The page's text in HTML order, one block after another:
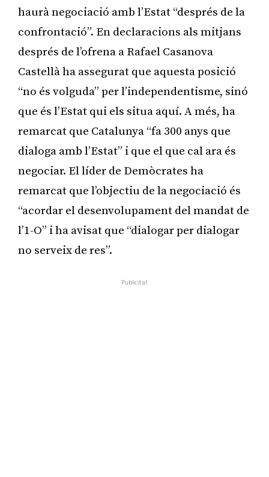
haurà negociació amb l’Estat “després de la
confrontació”. En declaracions als mitjans
després de l’ofrena a Rafael Casanova
Castellà ha assegurat que aquesta posició
“no és volguda” per l’independentisme, sinó
que és l’Estat qui els situa aquí. A més, ha
remarcat que Catalunya “fa 300 anys que
dialoga amb l’Estat” i que el que cal ara és
negociar. El líder de Demòcrates ha
remarcat que l’objectiu de la negociació és
“acordar el desenvolupament del mandat de
l’1-O” i ha avisat que “dialogar per dialogar
no serveix de res”.
Publicitat